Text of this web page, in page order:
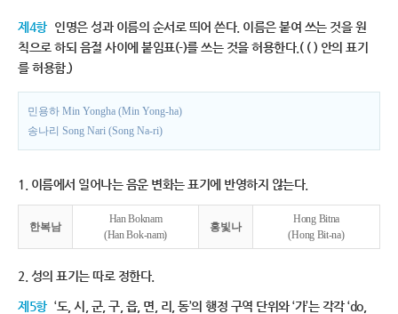
제4항 인명은 성과 이름의 순서로 띄어 쓴다. 이름은 붙여 쓰는 것을 원
칙으로 하되 음절 사이에 붙임표(-)를 쓰는 것을 허용한다.( ( ) 안의 표기
를 허용함.)
민용하 Min Yongha (Min Yong-ha)
송나리 Song Nari (Song Na-ri)
1. 이름에서 일어나는 음운 변화는 표기에 반영하지 않는다.
한복남
Han Boknam
(Han Bok-nam)
홍빛나
Hong Bitna
(Hong Bit-na)
2. 성의 표기는 따로 정한다.
제5항 ‘도, 시, 군, 구, 읍, 면, 리, 동’의 행정 구역 단위와 ‘가’는 각각 ‘do,